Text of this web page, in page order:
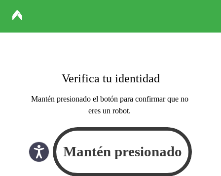
Verifica tu identidad
Mantén presionado el botón para confirmar que no
eres un robot.